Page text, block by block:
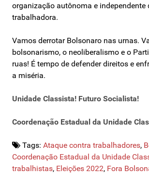
organização autônoma e independente
trabalhadora.
Vamos derrotar Bolsonaro nas urnas.
bolsonarismo, o neoliberalismo e o
ruas! É tempo de defender direitos e
a miséria.
Unidade Classista! Futuro Socialista!
Coordenação Estadual da Unidade
Tags: Ataque contra trabalhadores,
Coordenação Estadual da Unidade
trabalhistas, Eleições 2022, Fora